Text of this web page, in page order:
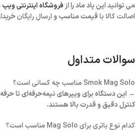
می توانید این پاد ماد را از فروشگاه اینترنتی
اصالت کالابا قیمت مناسب و ارسال رایگان
سوالات متداول
Smok Mag Solo مناسب چه کسانی است؟
→ این دستگاه برای ویپرهای نیمه‌حرفه‌ای تا
کنترل دقیق و قدرت بالا هستند.
کدام نوع باتری برای Mag Solo مناسب است؟